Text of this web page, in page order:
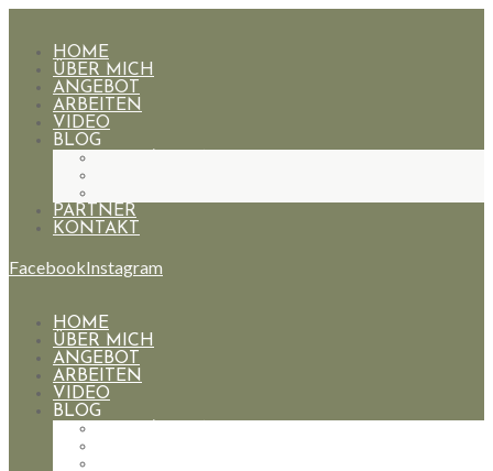
HOME
ÜBER MICH
ANGEBOT
ARBEITEN
VIDEO
BLOG
PARTNER
KONTAKT
FacebookInstagram
HOME
ÜBER MICH
ANGEBOT
ARBEITEN
VIDEO
BLOG